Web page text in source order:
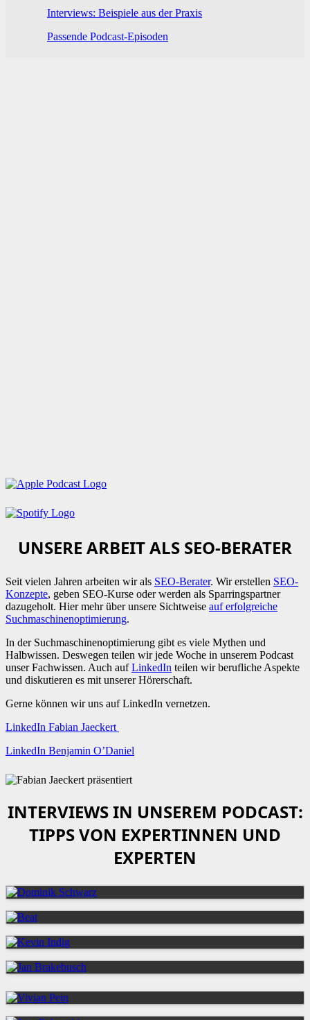
Interviews: Beispiele aus der Praxis
Passende Podcast-Episoden
UNSERE ARBEIT ALS SEO-BERATER
Seit vielen Jahren arbeiten wir als SEO-Berater. Wir erstellen SEO-
Konzepte, geben SEO-Kurse oder werden als Sparringspartner
dazugeholt. Hier mehr über unsere Sichtweise auf erfolgreiche
Suchmaschinenoptimierung.
In der Suchmaschinenoptimierung gibt es viele Mythen und
Halbwissen. Deswegen teilen wir jede Woche in unserem Podcast
unser Fachwissen. Auch aufLinkedIn teilen wir berufliche Aspekte
und diskutieren es mit unserer Hörerschaft.
Gerne können wir uns auf LinkedIn vernetzen.
LinkedIn Fabian Jaeckert
LinkedIn Benjamin O’Daniel
INTERVIEWS IN UNSEREM PODCAST:
TIPPS VON EXPERTINNEN UND
EXPERTEN